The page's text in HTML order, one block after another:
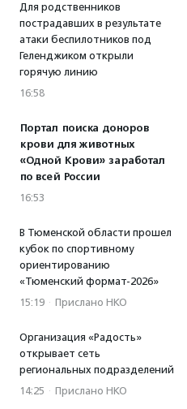
Для родственников
пострадавших в результате
атаки беспилотников под
Геленджиком открыли
горячую линию
16:58
Портал поиска доноров
крови для животных
«Одной Крови» заработал
по всей России
16:53
В Тюменской области прошел
кубок по спортивному
ориентированию
«Тюменский формат-2026»
15:19 · Прислано НКО
Организация «Радость»
открывает сеть
региональных подразделений
14:25 · Прислано НКО